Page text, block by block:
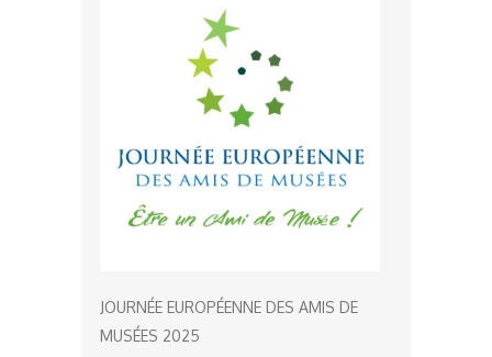
JOURNÉE EUROPÉENNE DES AMIS DE
MUSÉES 2025